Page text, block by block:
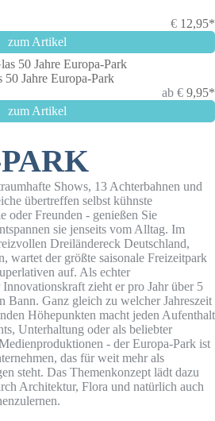
€ 12,95*
zum Artikel
Jahre Europa-Park
ab € 9,95*
zum Artikel
Shows, 13 Achterbahnen und
übertreffen selbst kühnste
oder Freunden - genießen Sie
sie jenseits vom Alltag. Im
Dreiländereck Deutschland,
wartet der größte saisonale Freizeitpark
auf. Als echter
zieht er pro Jahr über 5
Bann. Ganz gleich zu welcher Jahreszeit
Höhepunkten macht jeden Aufenthalt
Unterhaltung oder als beliebter
- der Europa-Park ist
das für weit mehr als
steht. Das Themenkonzept lädt dazu
Architektur, Flora und natürlich auch